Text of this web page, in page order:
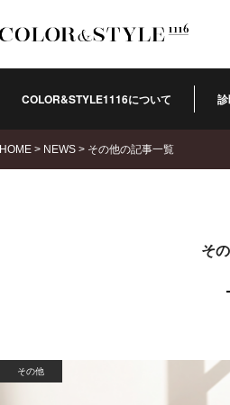
COLOR&STYLE1116について
HOME> NEWS> その他の記事一覧
そ
その他